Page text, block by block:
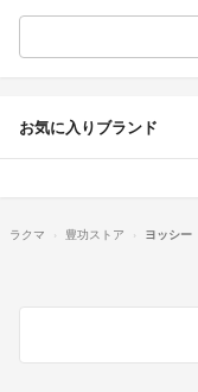
お気に入りブランド
ラクマ 豊功ストア ヨッシー